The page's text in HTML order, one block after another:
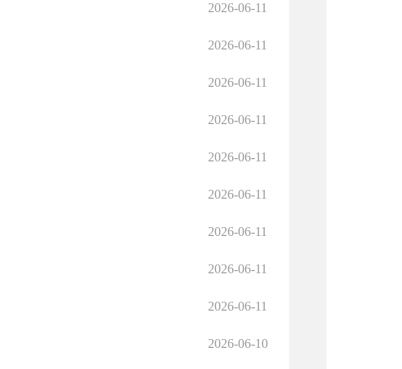
2026-06-11
2026-06-11
2026-06-11
2026-06-11
2026-06-11
2026-06-11
2026-06-11
2026-06-11
2026-06-11
2026-06-10